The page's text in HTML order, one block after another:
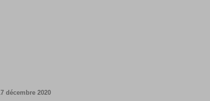
décembre 2020